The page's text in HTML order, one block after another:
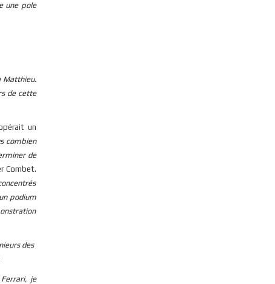
une pole
Matthieu.
de cette
un
combien
de
Combet.
podium
des
Ferrari, je